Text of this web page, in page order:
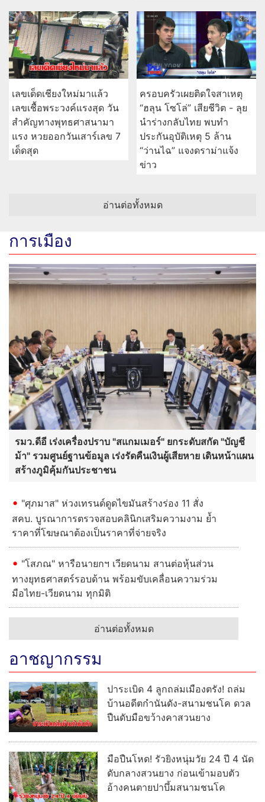
เลขเด็ดเชียงใหม่มาแล้ว
เลขเชื้อพระวงค์แรงสุด วัน
สำคัญทางพุทธศาสนามา
แรง หวยออกวันเสาร์เลข 7
เด็ดสุด
ครอบครัวเผยติดใจสาเหตุ
“ฮลุน โซโล่” เสียชีวิต - ลุย
นำร่างกลับไทย พบทำ
ประกันอุบัติเหตุ 5 ล้าน
“ว่านไฉ” แจงดราม่าแจ้ง
ข่าว
อ่านต่อทั้งหมด
การเมือง
รมว.ดีอี เร่งเครื่องปราบ "สแกมเมอร์" ยกระดับสกัด "บัญชี
ม้า" รวมศูนย์ฐานข้อมูล เร่งรัดคืนเงินผู้เสียหาย เดินหน้าแผน
สร้างภูมิคุ้มกันประชาชน
"ศุภมาส" ห่วงเทรนด์ดูดไขมันสร้างร่อง 11 สั่ง
สคบ. บูรณาการตรวจสอบคลินิกเสริมความงาม ย้ำ
ราคาที่โฆษณาต้องเป็นราคาที่จ่ายจริง
"โสภณ" หารือนายกฯ เวียดนาม สานต่อหุ้นส่วน
ทางยุทธศาสตร์รอบด้าน พร้อมขับเคลื่อนความร่วม
มือไทย-เวียดนาม ทุกมิติ
อ่านต่อทั้งหมด
อาชญากรรม
ปาระเบิด 4 ลูกถล่มเมืองตรัง! ถล่ม
บ้านอดีตกำนันดัง-สนามชนโค ดวล
ปืนดับมือขว้างคาสวนยาง
มือปืนโหด! รัวยิงหนุ่มวัย 24 ปี 4 นัด
ดับกลางสวนยาง ก่อนเข้ามอบตัว
อ้างคนตายปาบึ้มสนามชนโค